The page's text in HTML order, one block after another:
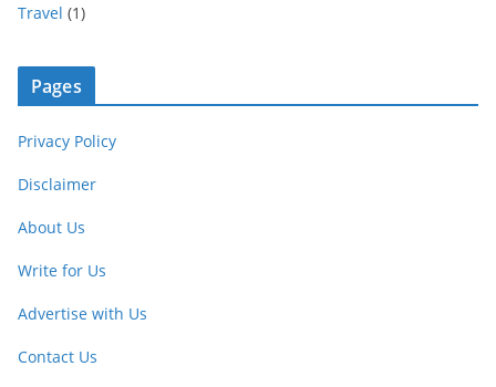
Travel (1)
Pages
Privacy Policy
Disclaimer
About Us
Write for Us
Advertise with Us
Contact Us